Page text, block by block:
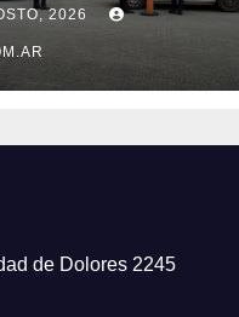
DE
EN
2026
de Dolores 2245